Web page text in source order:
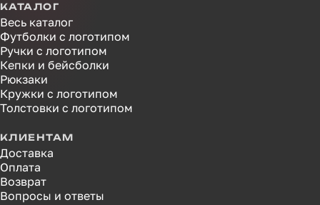
КАТАЛОГ
Весь каталог
Футболки с логотипом
Ручки с логотипом
Кепки и бейсболки
Рюкзаки
Кружки с логотипом
Толстовки с логотипом
КЛИЕНТАМ
Доставка
Оплата
Возврат
Вопросы и ответы